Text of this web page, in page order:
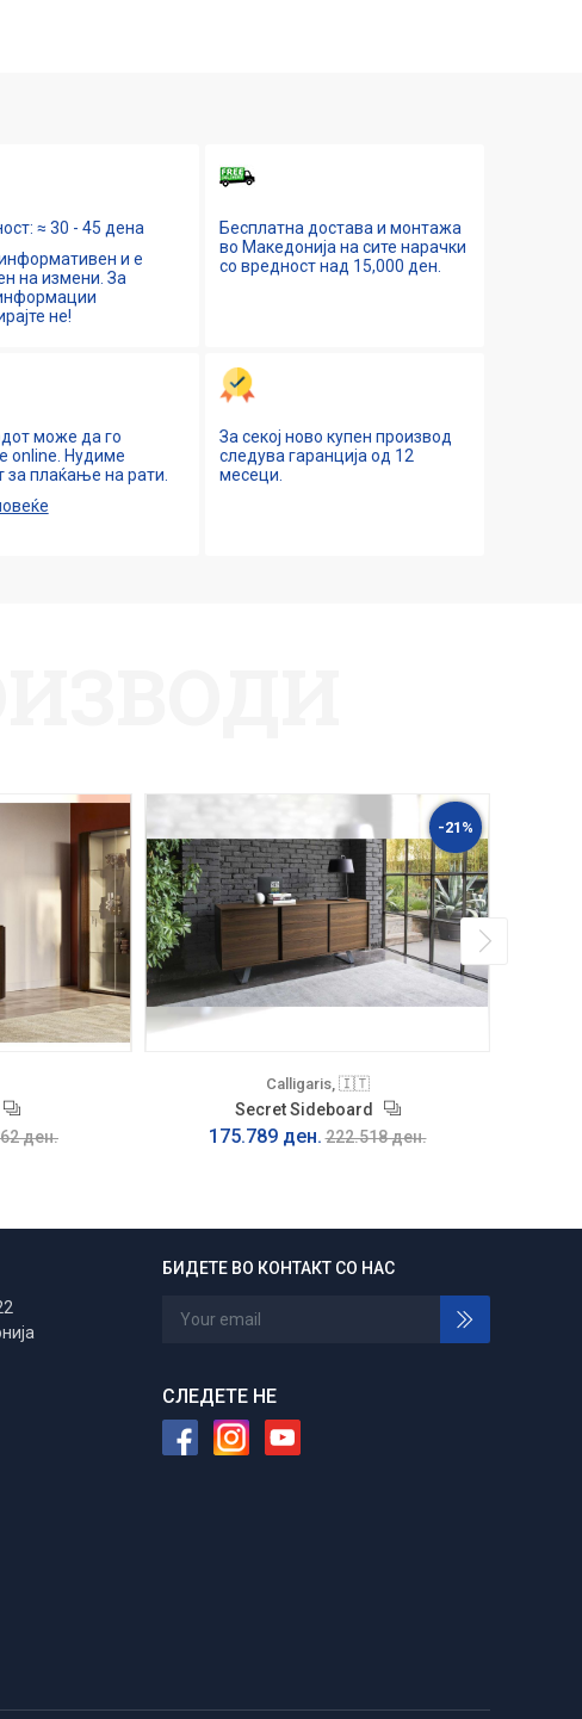
≈ 30 - 45 дена
и е
на измени. За
не!
Бесплатна достава и монтажа
во Македонија на сите нарачки
со вредност над 15,000 ден.
може да го
online. Нудиме
за плаќање на рати.
За секој ново купен производ
следува гаранција од 12
месеци.
ден.
-21%
Calligaris, 🇮🇹
Secret Sideboard
175.789 ден. 222.518 ден.
24/7 отворени
БИДЕТЕ ВО КОНТАКТ СО НАС
СЛЕДЕТЕ НЕ